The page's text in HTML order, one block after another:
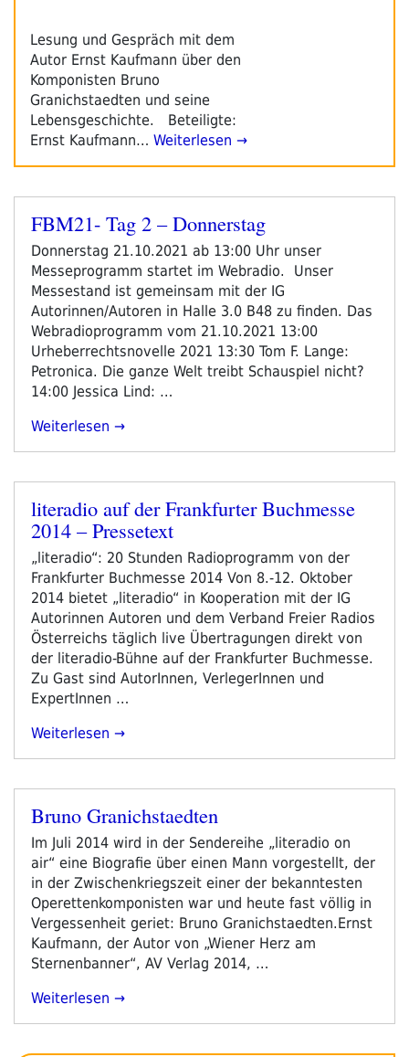
Lesung und Gespräch mit dem
Autor Ernst Kaufmann über den
Komponisten Bruno
Granichstaedten und seine
Lebensgeschichte. Beteiligte:
Ernst Kaufmann… Weiterlesen →
Veröffentlicht
FBM21- Tag 2 – Donnerstag
Donnerstag 21.10.2021 ab 13:00 Uhr unser
Messeprogramm startet im Webradio. Unser
Messestand ist gemeinsam mit der IG
Autorinnen/Autoren in Halle 3.0 B48 zu finden. Das
Webradioprogramm vom 21.10.2021 13:00
Urheberrechtsnovelle 2021 13:30 Tom F. Lange:
Petronica. Die ganze Welt treibt Schauspiel nicht?
14:00 Jessica Lind: …
„FBM21-
–
Donnerstag“
Weiterlesen
Veröffentlicht
am
literadio auf der Frankfurter Buchmesse
2014 – Pressetext
„literadio“: 20 Stunden Radioprogramm von der
Frankfurter Buchmesse 2014 Von 8.-12. Oktober
2014 bietet „literadio“ in Kooperation mit der IG
Autorinnen Autoren und dem Verband Freier Radios
Österreichs täglich live Übertragungen direkt von
der literadio-Bühne auf der Frankfurter Buchmesse.
Zu Gast sind AutorInnen, VerlegerInnen und
ExpertInnen …
„literadio
Frankfurter
Buchmesse
–
Pressetext“
Weiterlesen
Veröffentlicht
Bruno Granichstaedten
Im Juli 2014 wird in der Sendereihe „literadio on
air“ eine Biografie über einen Mann vorgestellt, der
in der Zwischenkriegszeit einer der bekanntesten
Operettenkomponisten war und heute fast völlig in
Vergessenheit geriet: Bruno Granichstaedten.Ernst
Kaufmann, der Autor von „Wiener Herz am
Sternenbanner“, AV Verlag 2014, …
„Bruno
Weiterlesen